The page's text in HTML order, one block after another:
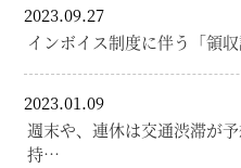
2023.09.27
インボイス制度に伴う「領
2023.01.09
週末や、連休は交通渋滞が
持…